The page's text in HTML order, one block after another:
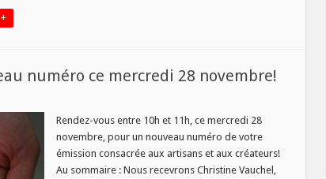
numéro ce mercredi 28 novembre!
–
nouveau
Rendez-vous entre 10h et 11h, ce mercredi 28
novembre, pour un nouveau numéro de votre
émission consacrée aux artisans et aux créateurs!
Au sommaire : Nous recevrons Christine Vauchel,